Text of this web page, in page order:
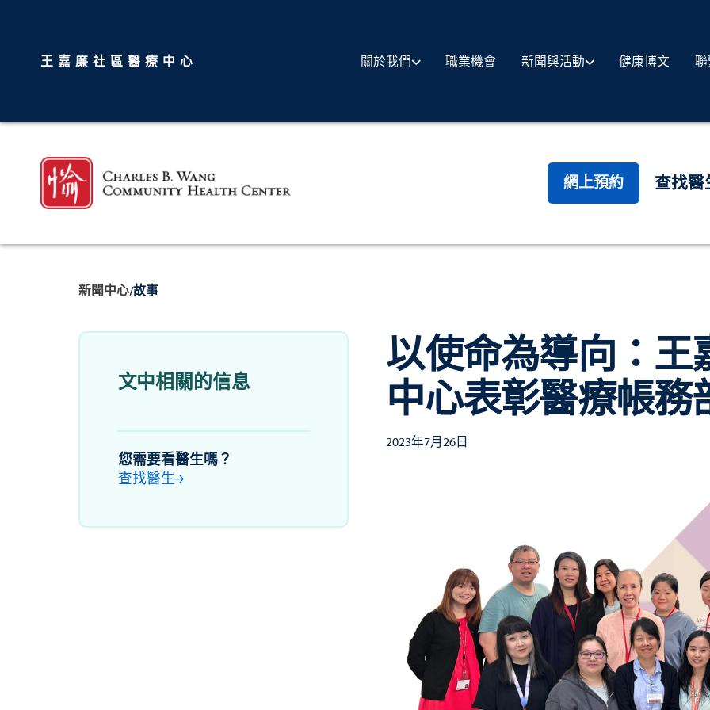
王嘉廉社區醫療中心 關於我們 職業機會 新聞與活動 健康博文
網上預約 查找醫
新聞中心/故事
文中相關的信息
您需要看醫生嗎？
查找醫生
以使命為導向：王
中心表彰醫療帳務
2023年7月26日